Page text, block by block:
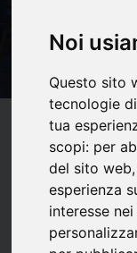
Noi
Questo sito
tecnologie
tua
scopi: per
del sito web,
esperienza
interesse
París,
Compatibility help
(0)bookmark_borderupload